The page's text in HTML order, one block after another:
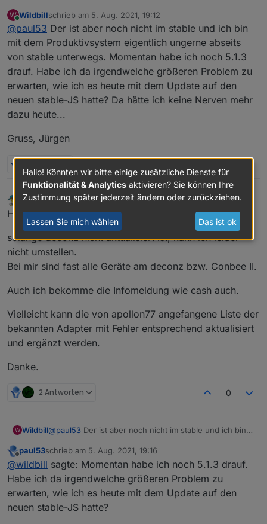
Update den Javascript-Adapter auf Version 5.2.8 und
lasse den Typ auf "Feld".
W
Online
Wildbillschrieb am 5. Aug. 2021, 19:12
zuletzt editiert von
@paul53 Der ist aber noch nicht im stable und ich bin
mit dem Produktivsystem eigentlich ungerne abseits
von stable unterwegs. Momentan habe ich noch 5.1.3
drauf. Habe ich da irgendwelche größeren Problem zu
erwarten, wie ich es heute mit dem Update auf den
neuen stable-JS hatte? Da hätte ich keine Nerven mehr
dazu heute...
Gruss, Jürgen
Siggi0904schrieb am5. Aug. 2021, 19:12
zuletzt editiert von
Hallo zusammen,
solange deconz nicht aktualisiert ist, kann ich leider
nicht umstellen.
Bei mir sind fast alle Geräte am deconz bzw. Conbee II.
Auch ich bekomme die Infomeldung wie cash auch.
Vielleicht kann die von apollon77 angefangene Liste der
bekannten Adapter mit Fehler entsprechend aktualisiert
und ergänzt werden.
Danke.
2 Antworten 0
W Wildbill@paul53 Der ist aber noch nicht im stable und ich bin
von stable unterwegs. Momentan habe ich noch 5.1.3
drauf. Habe ich da irgendwelche größeren Problem zu
erwarten, wie ich es heute mit dem Update auf den
neuen stable-JS hatte? Da hätte ich keine Nerven mehr
dazu heute...
Gruss, Jürgen
Offline
paul53schrieb am 5. Aug. 2021, 19:16
zuletzt editiert von
@wildbill sagte: Momentan habe ich noch 5.1.3 drauf.
Habe ich da irgendwelche größeren Problem zu
erwarten, wie ich es heute mit dem Update auf den
neuen stable-JS hatte?
Hallo! Könnten wir bitte einige zusätzliche Dienste für
Funktionalität & Analytics aktivieren? Sie können Ihre
Zustimmung später jederzeit ändern oder zurückziehen.
Lassen Sie mich wählen Das ist ok